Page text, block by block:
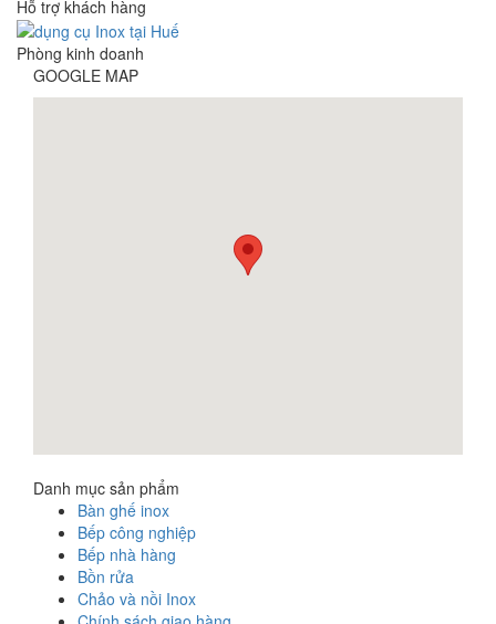
Hỗ trợ khách hàng
Phòng kinh doanh
GOOGLE MAP
Danh mục sản phẩm
Bàn ghế inox
Bếp công nghiệp
Bếp nhà hàng
Bồn rửa
Chảo và nồi Inox